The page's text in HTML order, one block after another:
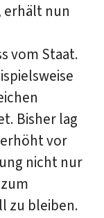
erhält nun
vom Staat.
Bisher lag
erhöht vor
nicht nur
zu bleiben.